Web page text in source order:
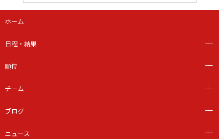
ホーム
日程・結果
順位
チーム
ブログ
ニュース